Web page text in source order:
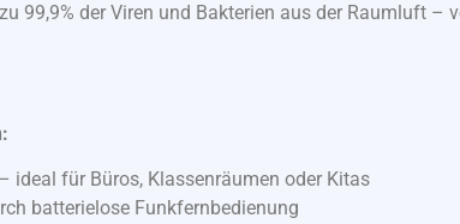
99,9% der Viren und Bakterien aus der Raumluft –
ideal für Büros, Klassenräumen oder Kitas
batterielose Funkfernbedienung